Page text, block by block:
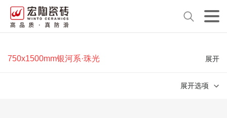
750x1500mm银河系·珠光 展开
展开选项